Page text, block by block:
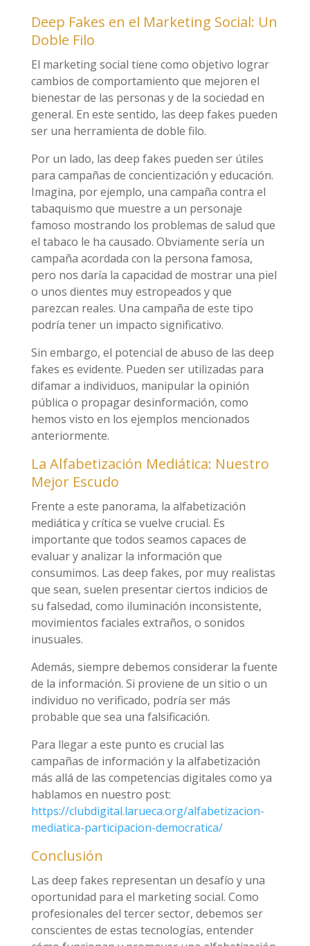
Deep Fakes en el Marketing Social: Un
Doble Filo
El marketing social tiene como objetivo lograr
cambios de comportamiento que mejoren el
bienestar de las personas y de la sociedad en
general. En este sentido, las deep fakes pueden
ser una herramienta de doble filo.
Por un lado, las deep fakes pueden ser útiles
para campañas de concientización y educación.
Imagina, por ejemplo, una campaña contra el
tabaquismo que muestre a un personaje
famoso mostrando los problemas de salud que
el tabaco le ha causado. Obviamente sería un
campaña acordada con la persona famosa,
pero nos daría la capacidad de mostrar una piel
o unos dientes muy estropeados y que
parezcan reales. Una campaña de este tipo
podría tener un impacto significativo.
Sin embargo, el potencial de abuso de las deep
fakes es evidente. Pueden ser utilizadas para
difamar a individuos, manipular la opinión
pública o propagar desinformación, como
hemos visto en los ejemplos mencionados
anteriormente.
La Alfabetización Mediática: Nuestro
Mejor Escudo
Frente a este panorama, la alfabetización
mediática y crítica se vuelve crucial. Es
importante que todos seamos capaces de
evaluar y analizar la información que
consumimos. Las deep fakes, por muy realistas
que sean, suelen presentar ciertos indicios de
su falsedad, como iluminación inconsistente,
movimientos faciales extraños, o sonidos
inusuales.
Además, siempre debemos considerar la fuente
de la información. Si proviene de un sitio o un
individuo no verificado, podría ser más
probable que sea una falsificación.
Para llegar a este punto es crucial las
campañas de información y la alfabetización
más allá de las competencias digitales como ya
hablamos en nuestro post:
https://clubdigital.larueca.org/alfabetizacion-
mediatica-participacion-democratica/
Conclusión
Las deep fakes representan un desafío y una
oportunidad para el marketing social. Como
profesionales del tercer sector, debemos ser
conscientes de estas tecnologías, entender